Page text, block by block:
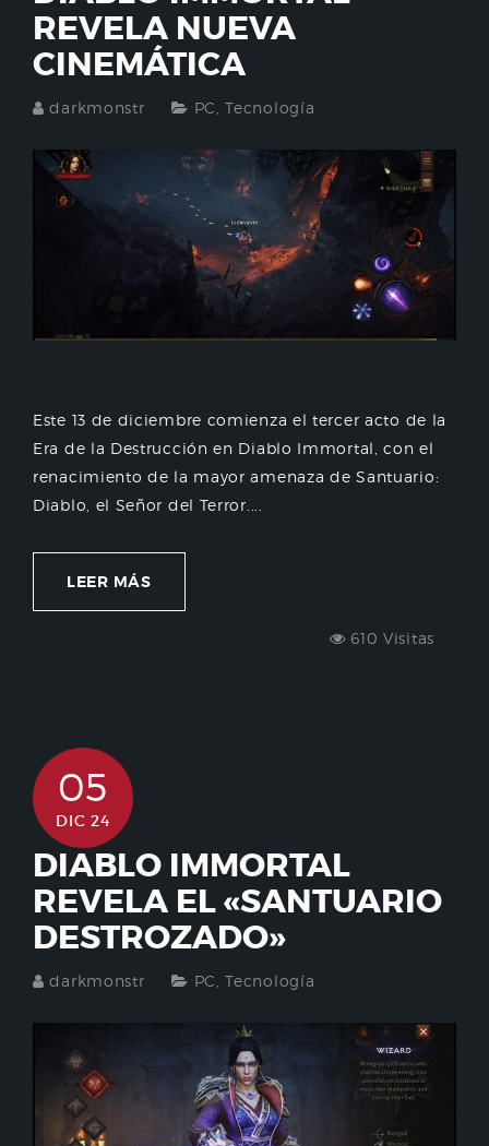
REVELA NUEVA
CINEMÁTICA
darkmonstr PC ,Tecnología
Este 13 de diciembre comienza el tercer acto de la
Era de la Destrucción en Diablo Immortal, con el
renacimiento de la mayor amenaza de Santuario:
Diablo, el Señor del Terror....
LEER MÁS
610 Visitas
05
DIC 24
DIABLO IMMORTAL
REVELA EL «SANTUARIO
DESTROZADO»
darkmonstr PC ,Tecnología